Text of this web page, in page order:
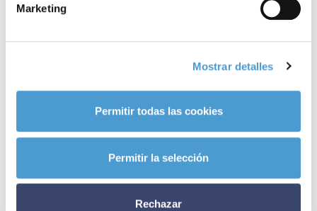
Marketing
Mostrar detalles
Permitir todas las cookies
Permitir la selección
Rechazar
Noticias
relacionadas
Explora